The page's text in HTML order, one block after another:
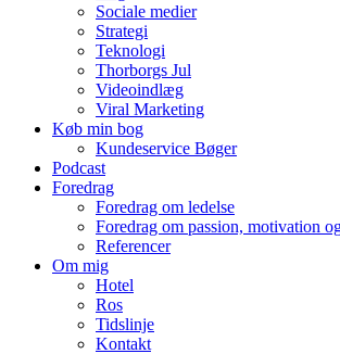
Sociale medier
Strategi
Teknologi
Thorborgs Jul
Videoindlæg
Viral Marketing
Køb min bog
Kundeservice Bøger
Podcast
Foredrag
Foredrag om ledelse
Foredrag om passion, motivation
Referencer
Om mig
Hotel
Ros
Tidslinje
Kontakt